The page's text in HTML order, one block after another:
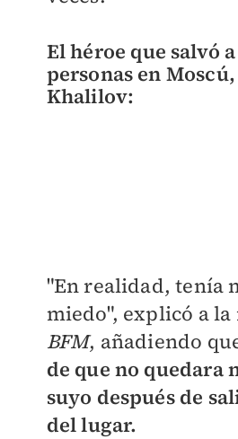
El héroe que salvó
personas en
Khalilov:
"En realidad, tenía
miedo", explicó a
BFM, añadiendo
de que no quedara
suyo después de
del lugar.